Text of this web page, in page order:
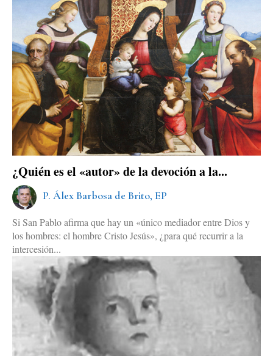
¿Quién es el «autor» de la devoción a la...
P. Álex Barbosa de Brito, EP
Si San Pablo afirma que hay un «único mediador entre Dios y
los hombres: el hombre Cristo Jesús», ¿para qué recurrir a la
intercesión...